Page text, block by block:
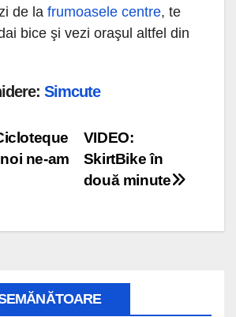
de la frumoasele centre, te
bice şi vezi oraşul altfel din
Simcute
VIDEO:
SkirtBike în
două minute
ne-am